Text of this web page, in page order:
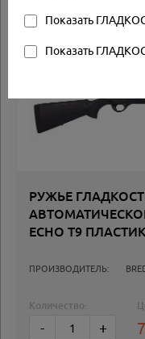
Показать
Показать
Товар в наличии
РУЖЬЕ
ECHO T9
ПРОИЗВОДИТЕЛЬ:
Количество:
- +